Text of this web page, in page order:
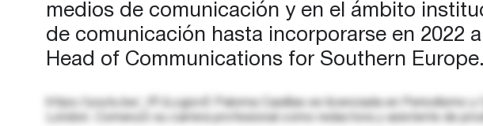
medios de comunicación y en el ámbito
de comunicación hasta incorporarse en 2022
Head of Communications for Southern Europe.
https://youtu.be/_fPJLcgizvE Paloma Casillas es licenciada en Periodismo